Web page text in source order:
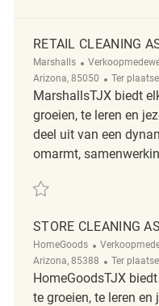
RETAIL CLEANING
Marshalls Categorie
Arizona, 85050
Afgelegen
Ter plaatse
MarshallsTJX biedt
groeien, te leren en
deel uit van een
omarmt,
Redden Retail Cleaning
STORE CLEANING
HomeGoods Categorie
Arizona, 85388
Afgelegen
Ter plaatse
HomeGoodsTJX
te groeien, te leren